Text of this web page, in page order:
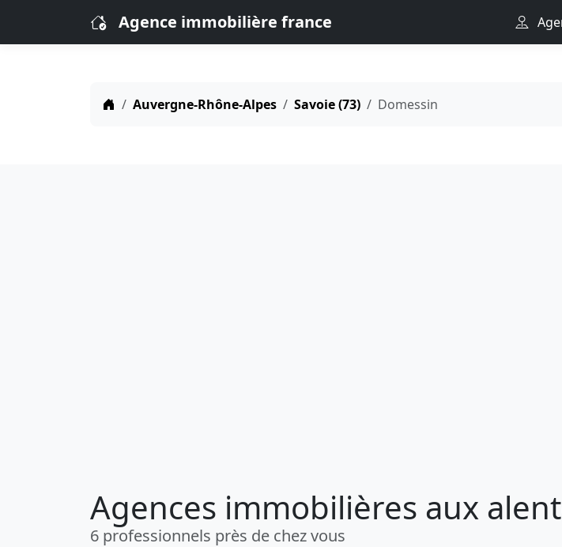
Agence immobilière france
Auvergne-Rhône-Alpes Savoie (73) Domessin
Agences immobilières aux
6 professionnels près de chez vous